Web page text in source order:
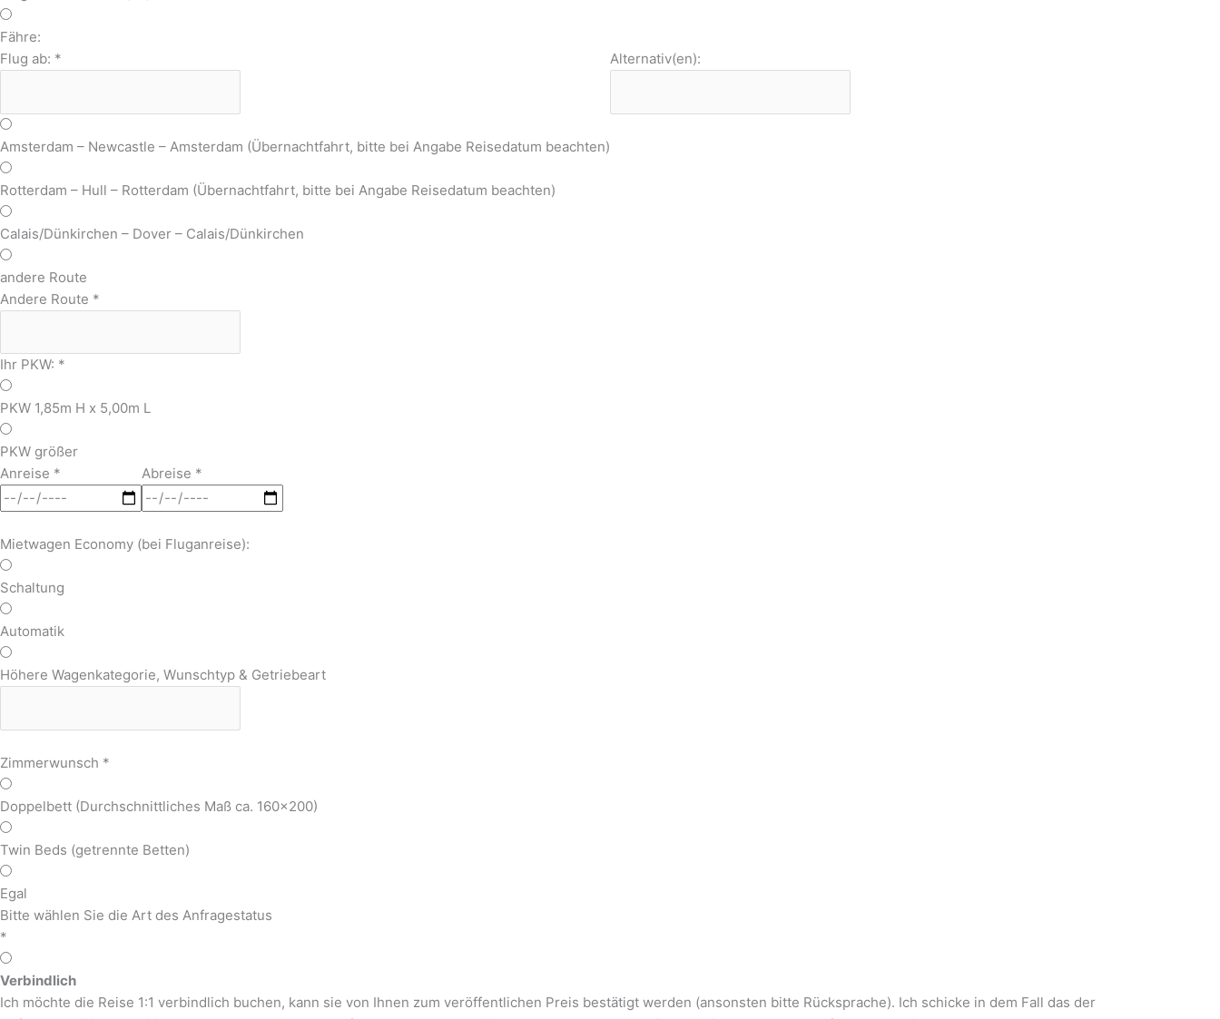
Fähre:
Flug ab: * Alternativ(en):
Amsterdam – Newcastle – Amsterdam (Übernachtfahrt, bitte bei Angabe Reisedatum beachten)
Rotterdam – Hull – Rotterdam (Übernachtfahrt, bitte bei Angabe Reisedatum beachten)
Calais/Dünkirchen – Dover – Calais/Dünkirchen
andere Route
Andere Route *
Ihr PKW: *
PKW 1,85m H x 5,00m L
PKW größer
Anreise * Abreise *
Mietwagen Economy (bei Fluganreise):
Schaltung
Automatik
Höhere Wagenkategorie, Wunschtyp & Getriebeart
Zimmerwunsch *
Doppelbett (Durchschnittliches Maß ca. 160x200)
Twin Beds (getrennte Betten)
Egal
Bitte wählen Sie die Art des Anfragestatus
*
Verbindlich
Ich möchte die Reise 1:1 verbindlich buchen, kann sie von Ihnen zum veröffentlichen Preis bestätigt werden (ansonsten bitte Rücksprache). Ich schicke in dem Fall das der